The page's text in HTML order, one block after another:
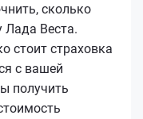
сколько
Лада Веста.
стоит страховка
с вашей
получить